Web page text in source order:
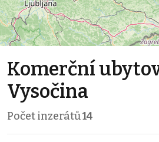
Komerční
Vysočina
Počet inzerátů14